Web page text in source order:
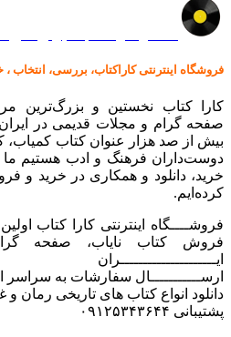
فروشگاه اینترنتی کاراکتاب، بررسی، انتخاب ،
کارا کتاب نخستین و بزرگ‌ترین
صفحه گرام و مجلات قدیمی در
بیش از صد هزار عنوان کتاب
خرید، دانلود و همکاری در خرید و
کرده‌ایم.
فروشــــگاه اینترنتی کارا کتاب
فروش کتاب نایاب، صفحه
ایـــــــــــــــــــــران
ارســـــــــــال سفارشات به سراسر
دانلود انواع کتاب های تاریخی رمان و
پشتیبانی ۰۹۱۲۵۳۴۳۶۴۴